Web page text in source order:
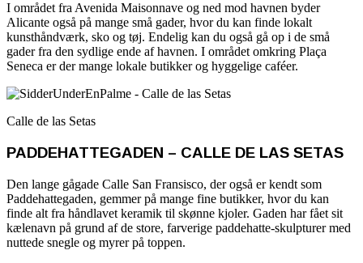
I området fra Avenida Maisonnave og ned mod havnen byder
Alicante også på mange små gader, hvor du kan finde lokalt
kunsthåndværk, sko og tøj. Endelig kan du også gå op i de små
gader fra den sydlige ende af havnen. I området omkring Plaça
Seneca er der mange lokale butikker og hyggelige caféer.
Calle de las Setas
PADDEHATTEGADEN – CALLE DE LAS SETAS
Den lange gågade Calle San Fransisco, der også er kendt som
Paddehattegaden, gemmer på mange fine butikker, hvor du kan
finde alt fra håndlavet keramik til skønne kjoler. Gaden har fået sit
kælenavn på grund af de store, farverige paddehatte-skulpturer med
nuttede snegle og myrer på toppen.